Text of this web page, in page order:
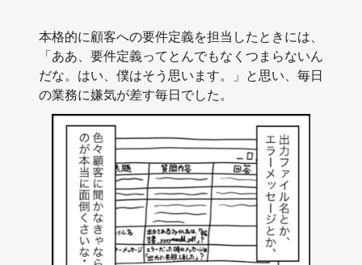
本格的に顧客への要件定義を担当したときには、
「ああ、要件定義ってとんでもなくつまらないん
だな。はい、僕はそう思います。」と思い、毎日
の業務に嫌気が差す毎日でした。